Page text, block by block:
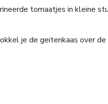
tomaatjes in kleine
je de geitenkaas over de